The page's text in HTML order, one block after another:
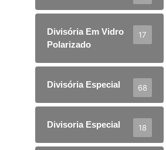
Divisória Em Vidro
Polarizado
17
Divisória Especial 68
Divisoria Especial 18